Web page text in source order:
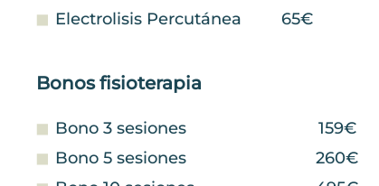
Electrolisis Percutánea
65€
Bonos fisioterapia
Bono 3 sesiones
159€
Bono 5 sesiones
260€